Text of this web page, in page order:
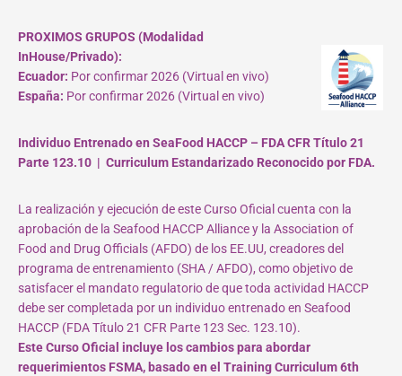
PROXIMOS GRUPOS (Modalidad
InHouse/Privado):
Ecuador: Por confirmar 2026 (Virtual en vivo)
España: Por confirmar 2026 (Virtual en vivo)
Individuo Entrenado en SeaFood HACCP – FDA CFR Título 21
Parte 123.10 | Curriculum Estandarizado Reconocido por FDA.
La realización y ejecución de este Curso Oficial cuenta con la
aprobación de la Seafood HACCP Alliance y la Association of
Food and Drug Officials (AFDO) de los EE.UU, creadores del
programa de entrenamiento (SHA / AFDO), como objetivo de
satisfacer el mandato regulatorio de que toda actividad HACCP
debe ser completada por un individuo entrenado en Seafood
HACCP (FDA Título 21 CFR Parte 123 Sec. 123.10).
Este Curso Oficial incluye los cambios para abordar
requerimientos FSMA, basado en el Training Curriculum 6th